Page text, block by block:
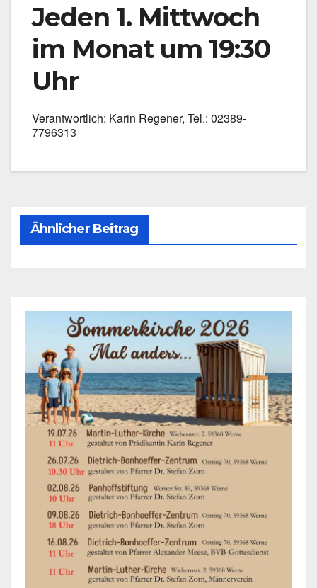
Jeden 1. Mittwoch
im Monat um 19:30
Uhr
Ver­ant­wort­lich: Karin Rege­ner, Tel.: 02389-
7796313
Ähnlicher Beitrag